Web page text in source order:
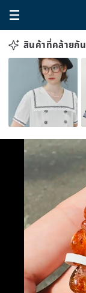
สินค้าที่คล้ายกัน